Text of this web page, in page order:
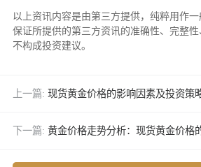
以上资讯内容是由第三方提供，纯粹用作
保证所提供的第三方资讯的准确性、完整
不构成投资建议。
上一篇: 现货黄金价格的影响因素及投资策
下一篇: 黄金价格走势分析：现货黄金价格的影